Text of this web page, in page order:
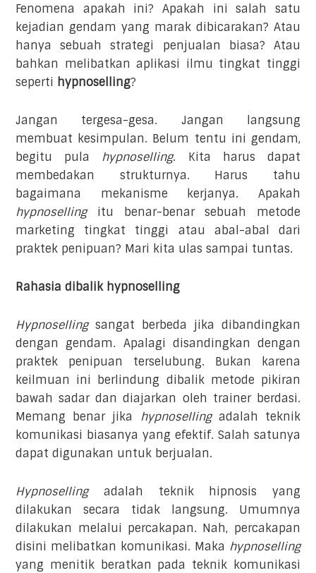
Fenomena apakah ini? Apakah ini salah satu
kejadian gendam yang marak dibicarakan? Atau
hanya sebuah strategi penjualan biasa? Atau
bahkan melibatkan aplikasi ilmu tingkat tinggi
seperti hypnoselling?
Jangan tergesa-gesa. Jangan langsung
membuat kesimpulan. Belum tentu ini gendam,
begitu pula hypnoselling. Kita harus dapat
membedakan strukturnya. Harus tahu
bagaimana mekanisme kerjanya. Apakah
hypnosellingitu benar-benar sebuah metode
marketing tingkat tinggi atau abal-abal dari
praktek penipuan? Mari kita ulas sampai tuntas.
Rahasia dibalik hypnoselling
Hypnosellingsangat berbeda jika dibandingkan
dengan gendam. Apalagi disandingkan dengan
praktek penipuan terselubung. Bukan karena
keilmuan ini berlindung dibalik metode pikiran
bawah sadar dan diajarkan oleh trainer berdasi.
Memang benar jika hypnosellingadalah teknik
komunikasi biasanya yang efektif. Salah satunya
dapat digunakan untuk berjualan.
Hypnosellingadalah teknik hipnosis yang
dilakukan secara tidak langsung. Umumnya
dilakukan melalui percakapan. Nah, percakapan
disini melibatkan komunikasi. Maka hypnoselling
yang menitik beratkan pada teknik komunikasi